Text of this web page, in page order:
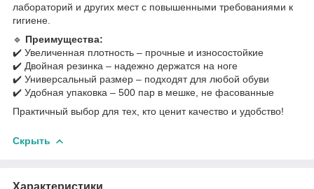
лабораторий и других мест с повышенными требованиями к
гигиене.
🔹 Преимущества:
✔️ Увеличенная плотность – прочные и износостойкие
✔️ Двойная резинка – надежно держатся на ноге
✔️ Универсальный размер – подходят для любой обуви
✔️ Удобная упаковка – 500 пар в мешке, не фасованные
Практичный выбор для тех, кто ценит качество и удобство!
Скрыть
Характеристики